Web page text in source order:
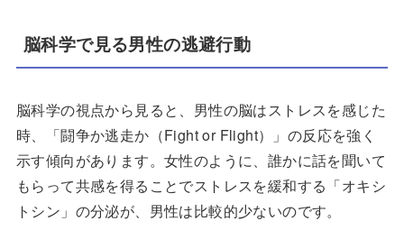
脳科学で見る男性の逃避行動
脳科学の視点から見ると、男性の脳はストレスを感じた
時、「闘争か逃走か（Fight or Flight）」の反応を強く
示す傾向があります。女性のように、誰かに話を聞いて
もらって共感を得ることでストレスを緩和する「オキシ
トシン」の分泌が、男性は比較的少ないのです。